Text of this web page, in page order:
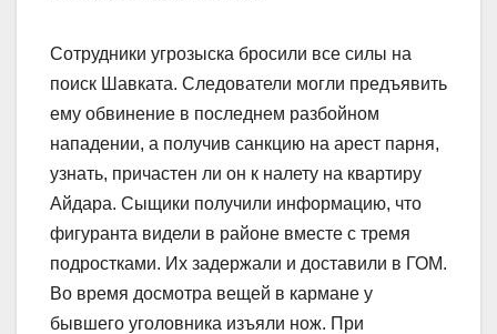
Сотрудники угрозыска бросили все силы на
поиск Шавката. Следователи могли предъявить
ему обвинение в последнем разбойном
нападении, а получив санкцию на арест парня,
узнать, причастен ли он к налету на квартиру
Айдара. Сыщики получили информацию, что
фигуранта видели в районе вместе с тремя
подростками. Их задержали и доставили в ГОМ.
Во время досмотра вещей в кармане у
бывшего уголовника изъяли нож. При